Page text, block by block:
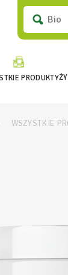
PRODUKTY
WSZYSTKIE